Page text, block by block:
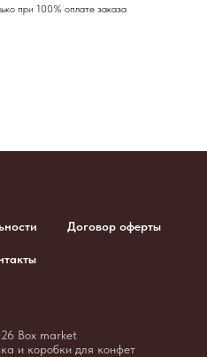
при 100% оплате заказа
Договор оферты
Box market
и коробки для конфет